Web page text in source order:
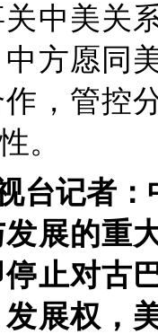
中美关
方愿同
，管控
。
台记者
展的重
止对古
展权，